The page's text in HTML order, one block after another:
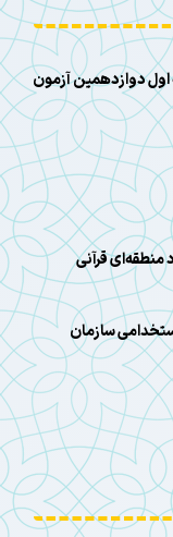
دوازدهمین آزمون
سازمان